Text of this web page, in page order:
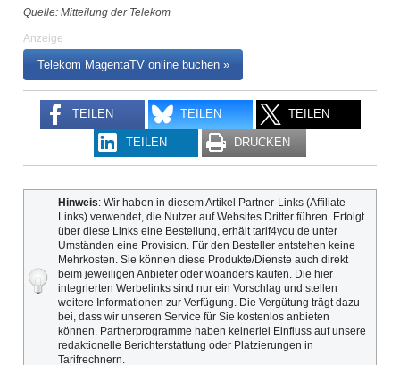
Quelle: Mitteilung der Telekom
Anzeige
Telekom MagentaTV online buchen »
TEILEN TEILEN TEILEN
TEILEN DRUCKEN
Hinweis: Wir haben in diesem Artikel Partner-Links (Affiliate-
Links) verwendet, die Nutzer auf Websites Dritter führen. Erfolgt
über diese Links eine Bestellung, erhält tarif4you.de unter
Umständen eine Provision. Für den Besteller entstehen keine
Mehrkosten. Sie können diese Produkte/Dienste auch direkt
beim jeweiligen Anbieter oder woanders kaufen. Die hier
integrierten Werbelinks sind nur ein Vorschlag und stellen
weitere Informationen zur Verfügung. Die Vergütung trägt dazu
bei, dass wir unseren Service für Sie kostenlos anbieten
können. Partnerprogramme haben keinerlei Einfluss auf unsere
redaktionelle Berichterstattung oder Platzierungen in
Tarifrechnern.